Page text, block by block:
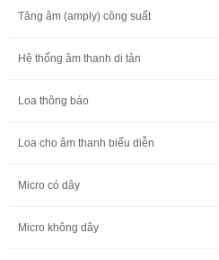
Tăng âm (amply) công suất
Hệ thống âm thanh di tản
Loa thông báo
Loa cho âm thanh biểu diễn
Micro có dây
Micro không dây